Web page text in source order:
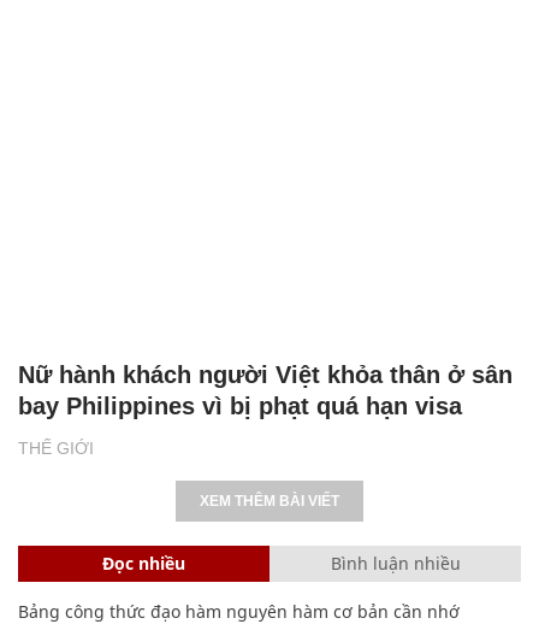
THẾ GIỚI
Nữ hành khách người Việt khỏa thân ở sân
bay Philippines vì bị phạt quá hạn visa
XEM THÊM BÀI VIẾT
Đọc nhiều Bình luận nhiều
Bảng công thức đạo hàm nguyên hàm cơ bản cần nhớ